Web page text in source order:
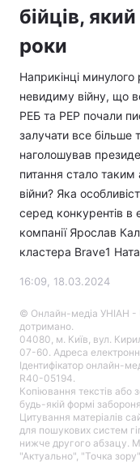
бійців,
роки
Наприкінці
невидиму війну, що
РЕБ та РЕР почали
залучати все більше
наголошував
питання стало таким
війни? Яка
серед конкурентів в
компанії Ярослав
кластера Brave1
16:09, 18.03.2024
© Онлайн-медіа УНІАН -
дотримано.
04080, м. Київ, вул.
07-60. Адреса
Ідентифікатор онлайн-
R40-05194.
Копіювання текстів або
будь-якій формі
Цитування матеріалів
для пошукових систем
нижче другого абзацу.
"Актуально", "Точка